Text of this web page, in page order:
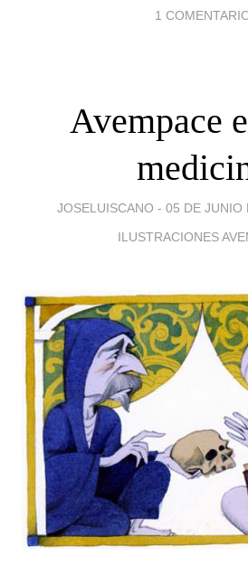
1
Avempace
JOSELUISCANO - 05 DE JUNIO
ILUSTRACIONES